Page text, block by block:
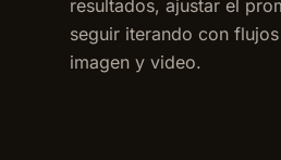
resultados, ajustar el
seguir iterando con
imagen y video.